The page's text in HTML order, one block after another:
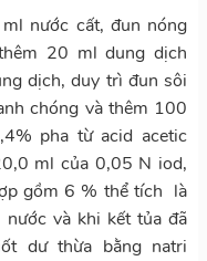
nước cất, đun nóng
20 ml dung dịch
dịch, duy trì đun sôi
chóng và thêm 100
pha từ acid acetic
ml của 0,05 N iod,
gồm 6 % thể tích là
và khi kết tủa đã
dư thừa bằng natri